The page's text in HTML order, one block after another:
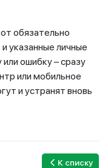
обязательно
указанные личные
ошибку – сразу
или мобильное
и устранят вновь
К списку